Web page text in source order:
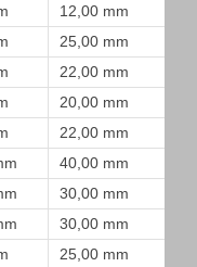
12,00 mm
25,00 mm
22,00 mm
20,00 mm
22,00 mm
40,00 mm
30,00 mm
30,00 mm
25,00 mm